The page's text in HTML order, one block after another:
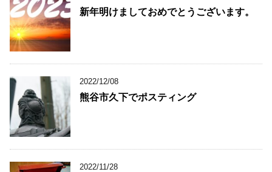
新年明けましておめでとうございます。
2022/12/08
熊谷市久下でポスティング
2022/11/28